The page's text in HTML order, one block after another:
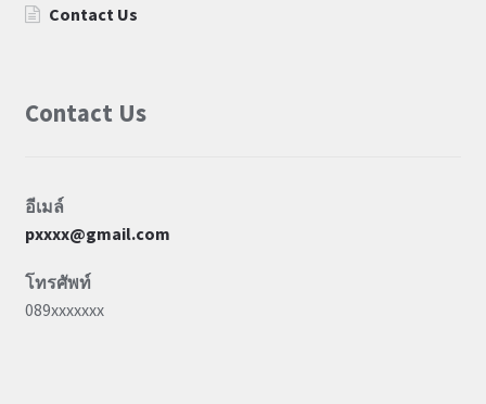
Contact Us
Contact Us
อีเมล์
pxxxx@gmail.com
โทรศัพท์
089xxxxxxx